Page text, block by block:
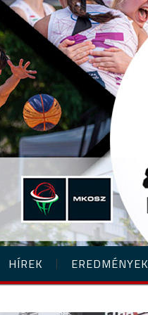
HÍREK EREDMÉNYEK